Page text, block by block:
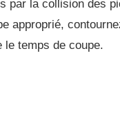
par la collision des
approprié,
le temps de coupe.